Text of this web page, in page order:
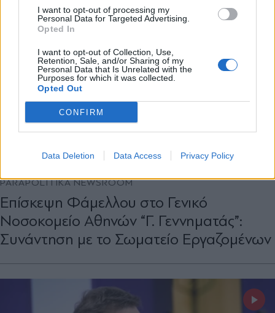
I want to opt-out of processing my
Personal Data for Targeted Advertising.
Opted In
I want to opt-out of Collection, Use,
Retention, Sale, and/or Sharing of my
Personal Data that Is Unrelated with the
Purposes for which it was collected.
Opted Out
CONFIRM
Data Deletion Data Access Privacy Policy
PARAPOLITIKA NEWSROOM
Επίσκεψη Φάμελλου στο Γενικό
Νοσοκομείο Αθηνών “Γ. Γεννηματάς”:
Συνάντηση με το Σωματείο Εργαζομένων
X